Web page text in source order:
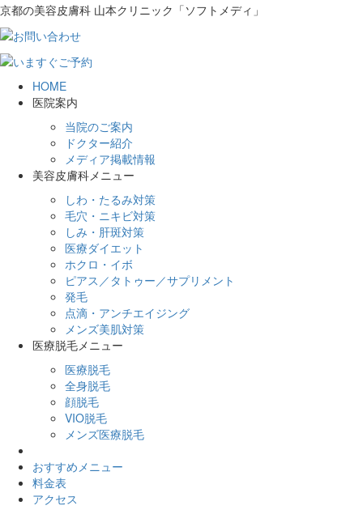
京都の美容皮膚科 山本クリニック「ソフトメディ」
HOME
医院案内
当院のご案内
ドクター紹介
メディア掲載情報
美容皮膚科メニュー
しわ・たるみ対策
毛穴・ニキビ対策
しみ・肝斑対策
医療ダイエット
ホクロ・イボ
ピアス／タトゥー／サプリメント
発毛
点滴・アンチエイジング
メンズ美肌対策
医療脱毛メニュー
医療脱毛
全身脱毛
顔脱毛
VIO脱毛
メンズ医療脱毛
おすすめメニュー
料金表
アクセス